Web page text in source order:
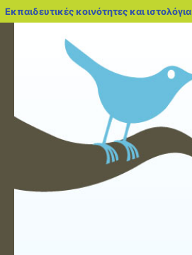
Εκπαιδευτικές κοινότητες και ιστολόγια